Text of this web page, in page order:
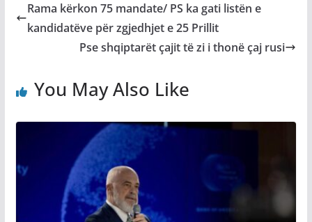
Rama kërkon 75 mandate/ PS ka gati listën e
kandidatëve për zgjedhjet e 25 Prillit
Pse shqiptarët çajit të zi i thonë çaj rusi
You May Also Like